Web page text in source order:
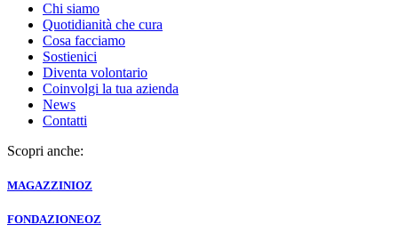
Chi siamo
Quotidianità che cura
Cosa facciamo
Sostienici
Diventa volontario
Coinvolgi la tua azienda
News
Contatti
Scopri anche:
MAGAZZINIOZ
FONDAZIONEOZ